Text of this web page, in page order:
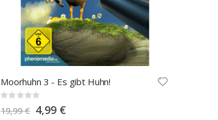
Moorhuhn 3 - Es gibt Huhn!
Rating:
0%
19,99 € Special
Price
4,99 €